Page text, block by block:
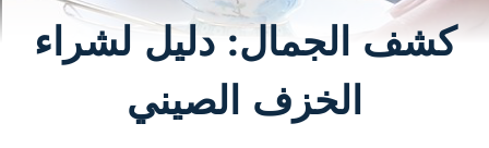
كشف الجمال: دليل لشراء
الخزف الصيني